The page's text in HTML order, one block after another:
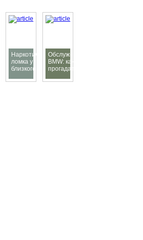
Наркотическая
ломка у
близкого: как
опасность и
Обслуживание
BMW: как не
прогадать с
переплатить